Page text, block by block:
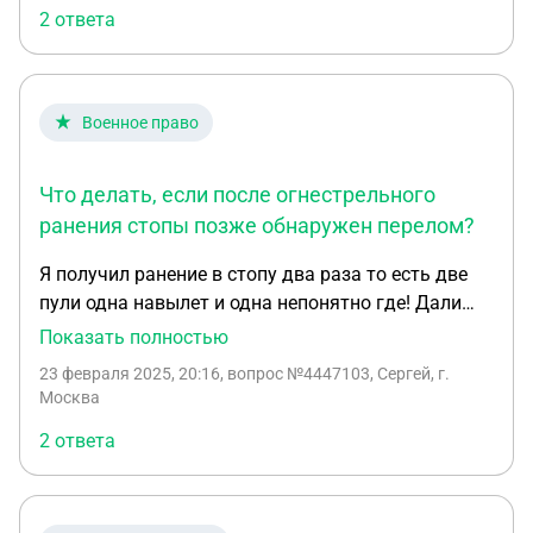
что вследствие запоздалого начала лечения
появились значительные изменения в состоянии
деньги на платные консультации, лишние
моральный ущерб. Подскажите, возможно ли
доказать несостоятельность данного врача и
ущерба?
2 ответа
Военное право
Что делать, если после огнестрельного
ранения стопы позже обнаружен перелом?
Я получил ранение в стопу два раза то есть две
пули одна навылет и одна непонятно где! Дали
справку 100 рентген изначально сделали и
было 07 02 2025 а сегодня в другом госпитале
они врачи меня так обманули? Что делать?
Показать полностью
23 февраля 2025, 20:16, вопрос №4447103, Сергей, г.
Москва
2 ответа